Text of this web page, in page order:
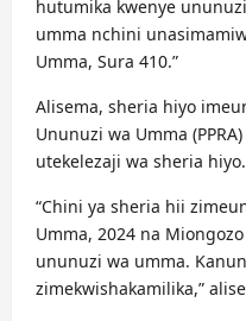
hutumika kwenye
umma nchini
Umma, Sura 410.”
Alisema, sheria hiyo
Ununuzi wa Umma
utekelezaji wa sheria hiyo.
“Chini ya sheria hii
Umma, 2024 na
ununuzi wa umma.
zimekwishakamilika,”